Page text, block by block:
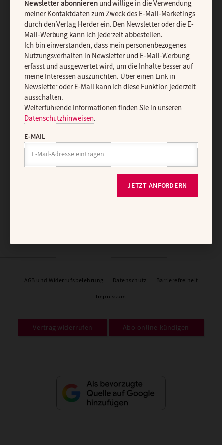
Ja, ich möchte den kostenlosen Gottesdienst-Newsletter
abonnierenund willige in die Verwendung meiner Kontaktdaten
zum Zweck des E-Mail-Marketings durch den Verlag Herder ein.
Den Newsletter oder die E-Mail-Werbung kann ich jederzeit
abbestellen.
Ich bin einverstanden, dass mein personenbezogenes
Nutzungsverhalten in Newsletter und E-Mail-Werbung erfasst und
ausgewertet wird, um die Inhalte besser auf meine Interessen
auszurichten. Über einen Link in Newsletter oder E-Mail kann ich
diese Funktion jederzeit ausschalten.
Weiterführende Informationen finden Sie in unseren
E-MAIL
JETZT ANMELDEN
AGB und Widerrufsbelehrung Datenschutz Barrierefreiheit
Impressum
Vertrag widerrufen Abo online kündigen
Newsletter abonnierenund willige in die Verwendung
meiner Kontaktdaten zum Zweck des E-Mail-Marketings
durch den Verlag Herder ein. Den Newsletter oder die E-
Mail-Werbung kann ich jederzeit abbestellen.
Ich bin einverstanden, dass mein personenbezogenes
Nutzungsverhalten in Newsletter und E-Mail-Werbung
erfasst und ausgewertet wird, um die Inhalte besser auf
meine Interessen auszurichten. Über einen Link in
Newsletter oder E-Mail kann ich diese Funktion jederzeit
ausschalten.
Weiterführende Informationen finden Sie in unseren
Datenschutzhinweisen.
E-MAIL
JETZT ANFORDERN